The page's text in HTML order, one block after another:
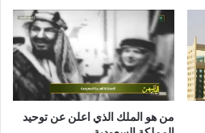
من هو الملك الذي اعلن عن توحيد